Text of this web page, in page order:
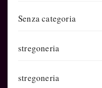
Senza categoria
stregoneria
stregoneria